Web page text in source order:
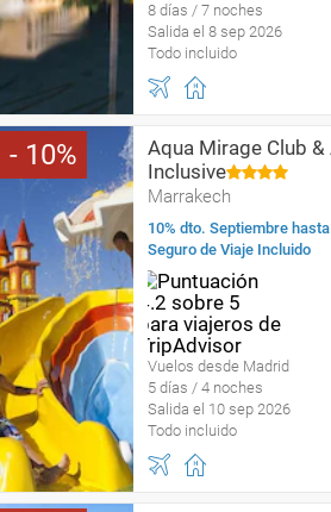
8 días / 7 noches
Salida el 8 sep 2026
Todo incluido
10
Aqua Mirage Club &
Inclusive
Marrakech
10% dto. Septiembre
Seguro de Viaje Incluido
Vuelos desde Madrid
5 días / 4 noches
Salida el 10 sep 2026
Todo incluido